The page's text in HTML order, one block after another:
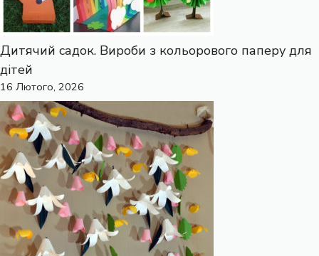
Дитячий садок. Вироби з кольорового паперу для
дітей
16 Лютого, 2026